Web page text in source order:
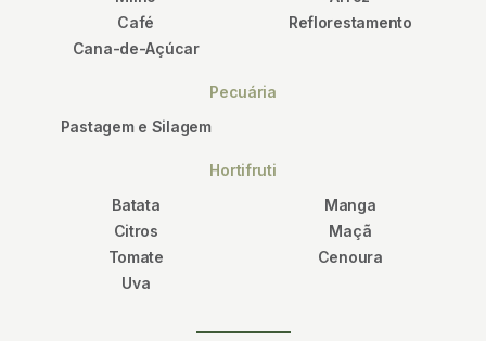
Café
Cana-de-Açúcar
Reflorestamento
Pecuária
Pastagem e Silagem
Hortifruti
Batata
Citros
Tomate
Uva
Manga
Maçã
Cenoura